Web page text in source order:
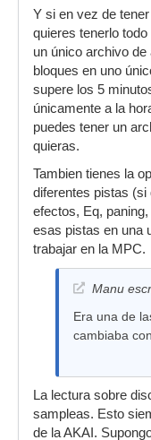
Y si en vez de
quieres tenerlo
un único archivo
bloques en uno
supere los 5
únicamente a la
puedes tener un
quieras.
Tambien tienes la
diferentes pistas (si
efectos, Eq,
esas pistas en una
trabajar en la MPC.
Manu
Era una de
cambiaba
La lectura sobre
sampleas. Esto
de la AKAI.